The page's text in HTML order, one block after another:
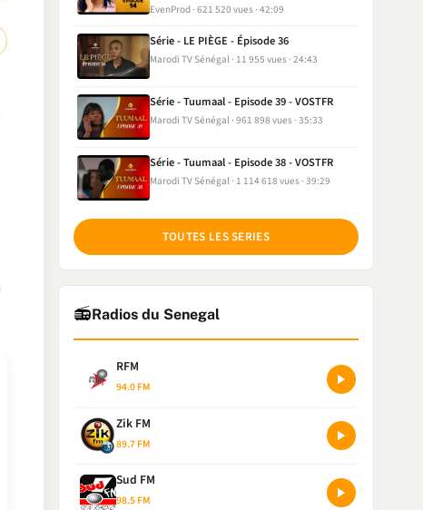
EvenProd 621 520 vues 42:09
Série - LE PIÈGE - Épisode 36
Marodi TV Sénégal 11 955 vues 24:43
Série - Tuumaal - Episode 39 - VOSTFR
Marodi TV Sénégal 961 898 vues 35:33
Série - Tuumaal - Episode 38 - VOSTFR
Marodi TV Sénégal 1 114 618 vues 39:29
TOUTES LES SERIES
📻Radios du Senegal
RFM
94.0 FM
Zik FM
89.7 FM
Sud FM
98.5 FM